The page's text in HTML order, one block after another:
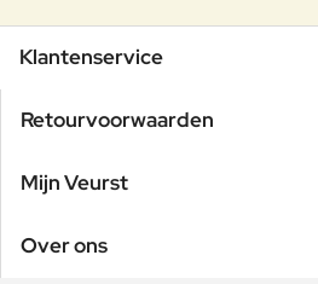
Klantenservice
Retourvoorwaarden
Mijn Veurst
Over ons